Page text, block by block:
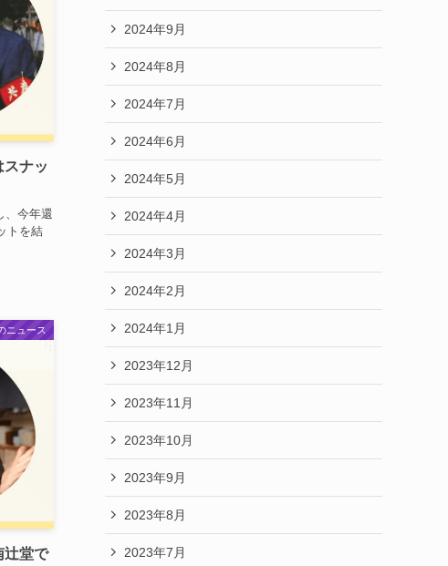
スナッ
、今年還
トを結
ニュース
辻堂で
2024年9月
2024年8月
2024年7月
2024年6月
2024年5月
2024年4月
2024年3月
2024年2月
2024年1月
2023年12月
2023年11月
2023年10月
2023年9月
2023年8月
2023年7月